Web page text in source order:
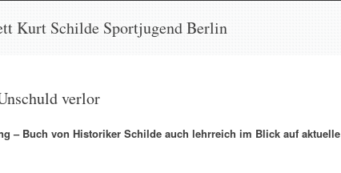
Kurt Schilde Sportjugend Berlin
verlor
– Buch von Historiker Schilde auch lehrreich im Blick auf aktuelle